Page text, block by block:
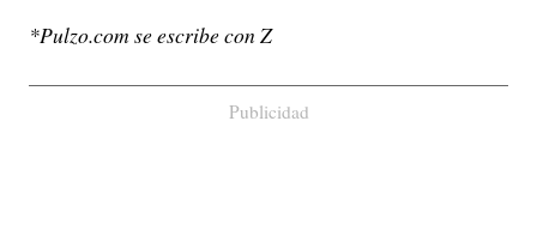
*Pulzo.com se escribe con Z
Publicidad